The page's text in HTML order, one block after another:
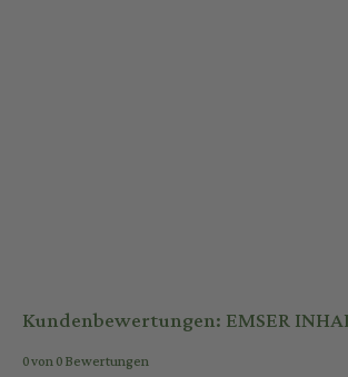
Kundenbewertungen: EMSER
0 von 0 Bewertungen